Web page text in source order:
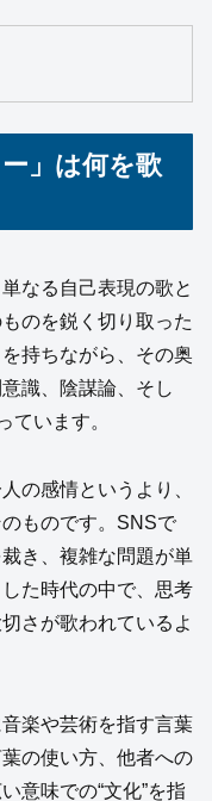
」は何を歌
なる自己表現の歌と
のを鋭く切り取った
持ちながら、その奥
識、陰謀論、そし
ています。
の感情というより、
ものです。SNSで
き、複雑な問題が単
た時代の中で、思考
さが歌われているよ
楽や芸術を指す言葉
の使い方、他者への
意味での“文化”を指